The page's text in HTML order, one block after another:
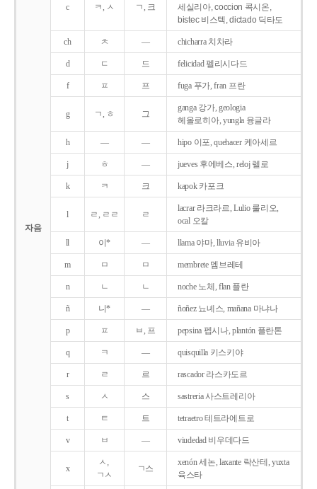
자음
c ㅋ, ㅅ ㄱ, 크
세실리아, coccion 콕시온,
bistec 비스텍, dictado 딕타도
ch ㅊ ― chicharra 치차라
d ㄷ 드 felicidad 펠리시다드
f ㅍ 프 fuga 푸가, fran 프란
g ㄱ, ㅎ 그
ganga 강가, geologia
헤올로히아, yungla 융글라
h ― ― hipo 이포, quehacer 케아세르
j ㅎ ― jueves 후에베스, reloj 렐로
k ㅋ 크 kapok 카포크
l ㄹ, ㄹㄹ ㄹ
lacrar 라크라르, Lulio 룰리오,
ocal 오칼
ll 이* ― llama 야마, lluvia 유비아
m ㅁ ㅁ membrete 멤브레테
n ㄴ ㄴ noche 노체, flan 플란
ñ 니* ― ñoñez 뇨녜스, mañana 마냐나
p ㅍ ㅂ, 프 pepsina 펩시나, plantón 플란톤
q ㅋ ― quisquilla 키스키야
r ㄹ 르 rascador 라스카도르
s ㅅ 스 sastreria 사스트레리아
t ㅌ 트 tetraetro 테트라에트로
v ㅂ ― viudedad 비우데다드
x
ㅅ,
ㄱㅅ
ㄱ스
xenón 세논, laxante 락산테, yuxta
육스타